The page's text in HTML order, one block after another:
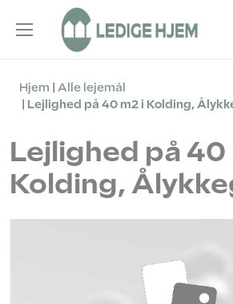
Hjem
Alle lejemål
Lejlighed på 40 m2 i Kolding,
Lejlighed på 40
Kolding,